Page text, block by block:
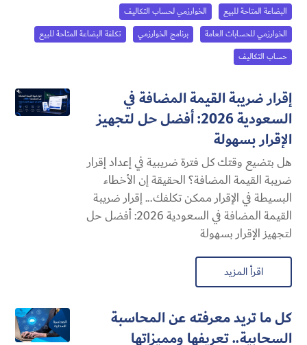
البضاعة المتاحة للبيع
الخوارزمي لحساب التكاليف
الخوارزمي للحسابات العامة
برنامج الخوارزمي
تكلفة البضاعة المتاحة للبيع
حساب التكاليف
إقرار ضريبة القيمة المضافة في
السعودية 2026: أفضل حل لتجهيز
الإقرار بسهولة
هل بتضيع وقتك كل فترة ضريبية في إعداد إقرار
ضريبة القيمة المضافة؟ الحقيقة إن الأخطاء
البسيطة في الإقرار ممكن تكلفك... إقرار ضريبة
القيمة المضافة في السعودية 2026: أفضل حل
لتجهيز الإقرار بسهولة
اقرأ المزيد
كل ما تريد معرفته عن المحاسبة
السحابية​.. تعريفها ومميزاتها